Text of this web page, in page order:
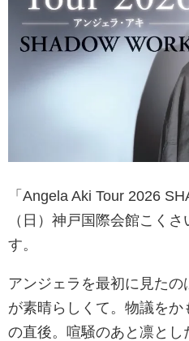
「Angela Aki Tour 2026
（日）神戸国際会館こく
す。
アンジェラを最初に見た
が素晴らしくて。物議を
の直後。喧騒のあと凛と